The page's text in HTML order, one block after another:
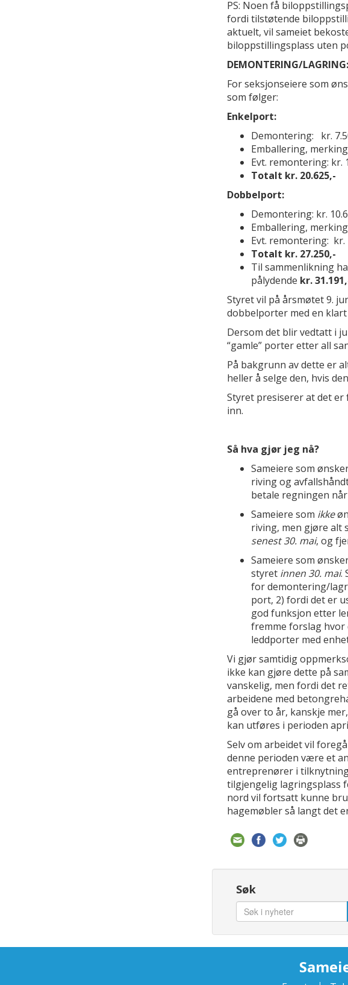
PS: Noen få
fordi tilstøtende
aktuelt, vil sameiet
biloppstillingsplass uten
DEMONTERING/LAGRING:
For seksjonseiere som
som følger:
Enkelport:
Demontering: kr.
Emballering,
Evt. remontering: kr.
Totalt kr. 20.625,-
Dobbelport:
Demontering: kr.
Emballering,
Evt. remontering: kr.
Totalt kr. 27.250,-
Til sammenlikning
pålydende kr.
Styret vil på årsmøtet 9.
dobbelporter med en
Dersom det blir vedtatt i
“gamle” porter etter all
På bakgrunn av dette er
heller å selge den, hvis
Styret presiserer at det
inn.
Så hva gjør jeg nå?
Sameiere som
riving og
betale regningen
Sameiere som ikke
riving, men gjøre alt
senest 30. mai, og
Sameiere som
styret innen 30. mai.
for demontering/
port, 2) fordi det er
god funksjon etter
fremme forslag
leddporter med
Vi gjør samtidig
ikke kan gjøre dette på
vanskelig, men fordi det
arbeidene med
gå over to år, kanskje
kan utføres i perioden
Selv om arbeidet vil
denne perioden være et
entreprenører i
tilgjengelig lagringsplass
nord vil fortsatt kunne
hagemøbler så langt det
Søk